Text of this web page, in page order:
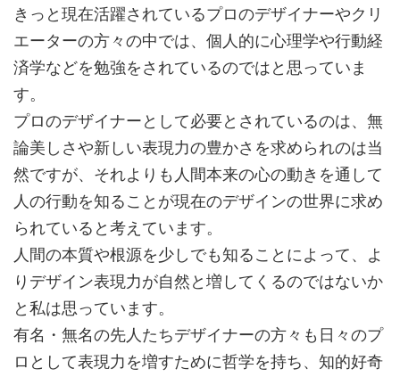
きっと現在活躍されているプロのデザイナーやクリ
エーターの方々の中では、個人的に心理学や行動経
済学などを勉強をされているのではと思っていま
す。
プロのデザイナーとして必要とされているのは、無
論美しさや新しい表現力の豊かさを求められのは当
然ですが、それよりも人間本来の心の動きを通して
人の行動を知ることが現在のデザインの世界に求め
られていると考えています。
人間の本質や根源を少しでも知ることによって、よ
りデザイン表現力が自然と増してくるのではないか
と私は思っています。
有名・無名の先人たちデザイナーの方々も日々のプ
ロとして表現力を増すために哲学を持ち、知的好奇